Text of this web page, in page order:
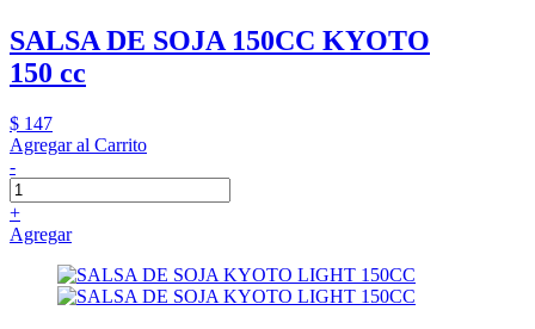
SALSA DE SOJA 150CC KYOTO
150 cc
$ 147
Agregar al Carrito
-
+
Agregar